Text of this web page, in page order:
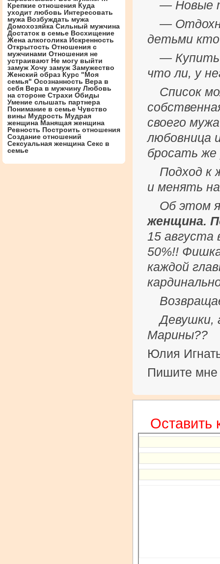
— Новые
—
детьми
— Купить
что ли, у
Список
своего
любовница
бросать
Подход к
и менять
Об этом
женщина.
15 августа
50%!!
каждой
Девушки,
Марины??
Юлия
Пишите мне
Оставить
Крепкие отношения Куда
уходит любовь Интересовать
мужа Возбуждать мужа
Домохозяйка Сильный мужчина
Достаток в семье Восхищение
Жена алкоголика Искренность
Открытость Отношения с
мужчинами Отношения не
устраивают Не могу выйти
замуж Хочу замуж Замужество
Женский образ Курс "Моя
семья" Осознанность Вера в
себя Вера в мужчину Любовь
на стороне Страхи Обиды
Умение слышать партнера
Понимание в семье Чувство
вины Мудрость Мудрая
женщина Манящая женщина
Ревность Построить отношения
Создание отношений
Сексуальная женщина Секс в
семье